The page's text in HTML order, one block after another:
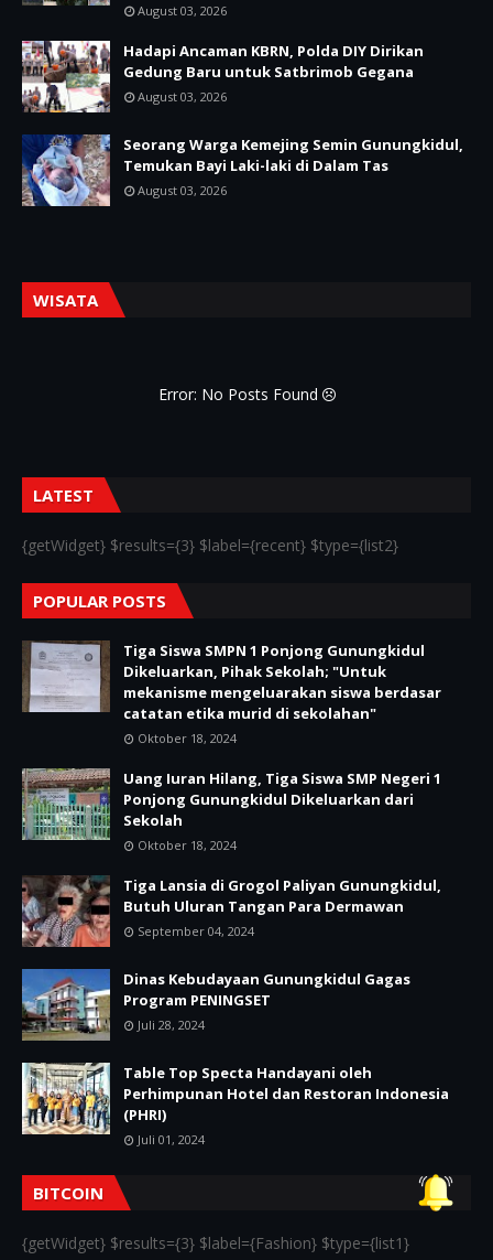
August 03, 2026
Hadapi Ancaman KBRN, Polda DIY Dirikan
Gedung Baru untuk Satbrimob Gegana
August 03, 2026
Seorang Warga Kemejing Semin Gunungkidul,
Temukan Bayi Laki-laki di Dalam Tas
August 03, 2026
WISATA
Error: No Posts Found
LATEST
{getWidget} $results={3} $label={recent} $type={list2}
POPULAR POSTS
Tiga Siswa SMPN 1 Ponjong Gunungkidul
Dikeluarkan, Pihak Sekolah; "Untuk
mekanisme mengeluarakan siswa berdasar
catatan etika murid di sekolahan"
Oktober 18, 2024
Uang Iuran Hilang, Tiga Siswa SMP Negeri 1
Ponjong Gunungkidul Dikeluarkan dari
Sekolah
Oktober 18, 2024
Tiga Lansia di Grogol Paliyan Gunungkidul,
Butuh Uluran Tangan Para Dermawan
September 04, 2024
Dinas Kebudayaan Gunungkidul Gagas
Program PENINGSET
Juli 28, 2024
Table Top Specta Handayani oleh
Perhimpunan Hotel dan Restoran Indonesia
(PHRI)
Juli 01, 2024
BITCOIN
{getWidget} $results={3} $label={Fashion} $type={list1}